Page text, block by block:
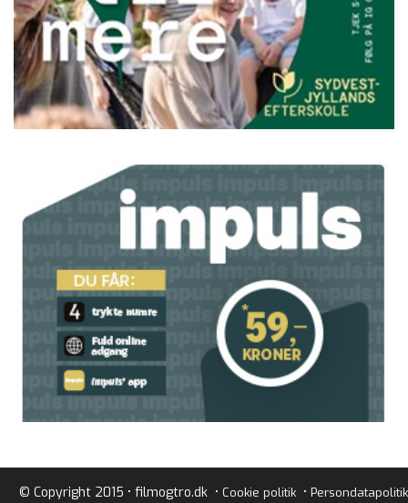
© Copyright 2015 • filmogtro.dk • Cookie politik• Persondatapolitik